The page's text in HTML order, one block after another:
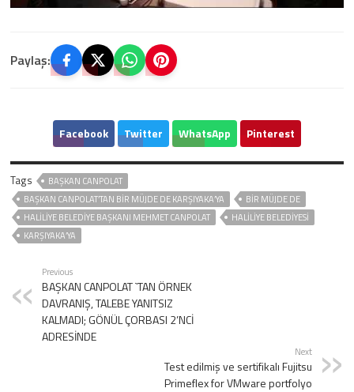
Paylaş:
Facebook Twitter WhatsApp Pinterest
Tags
BAŞKAN CANPOLAT
BAŞKAN CANPOLAT’TAN BİR MÜJDE DE KARŞIYAKA’YA
BİR MÜJDE DE
HALILIYE BELEDIYE BAŞKANI MEHMET CANPOLAT
HALİLİYE BELEDİYESİ
KARŞIYAKA’YA
Previous
BAŞKAN CANPOLAT `TAN ÖRNEK
DAVRANIŞ, TALEBE YANITSIZ
KALMADI; GÖNÜL ÇORBASI 2’NCİ
ADRESİNDE
Next
Test edilmiş ve sertifikalı Fujitsu
Primeflex for VMware portfolyo